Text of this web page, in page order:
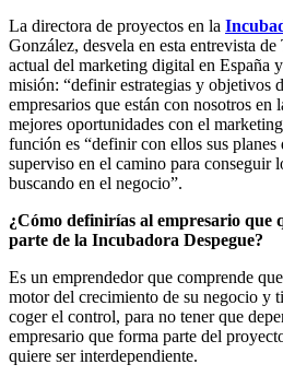
La directora de proyectos en la
González, desvela en esta entrevista
actual del marketing digital en España
misión: “definir estrategias y objetivos
empresarios que están con nosotros en
mejores oportunidades con el
función es “definir con ellos sus
superviso en el camino para conseguir
buscando en el negocio”.
¿Cómo definirías al empresario
parte de la Incubadora Despegue?
Es un emprendedor que comprende
motor del crecimiento de su negocio y
coger el control, para no tener que
empresario que forma parte del
quiere ser interdependiente.